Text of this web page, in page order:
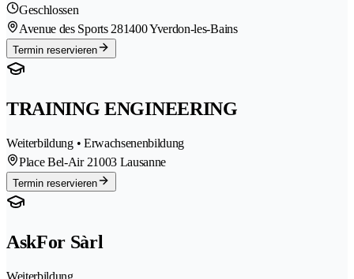
Geschlossen
Avenue des Sports 281400 Yverdon-les-Bains
Termin reservieren
TRAINING ENGINEERING
Weiterbildung • Erwachsenenbildung
Place Bel-Air 21003 Lausanne
Termin reservieren
AskFor Sàrl
Weiterbildung